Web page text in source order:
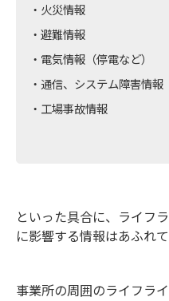
・火災情報
・避難情報
・電気情報（停電など）
・通信、システム障害情報
・工場事故情報
といった具合に、ライフ
に影響する情報はあふれて
事業所の周囲のライフラ